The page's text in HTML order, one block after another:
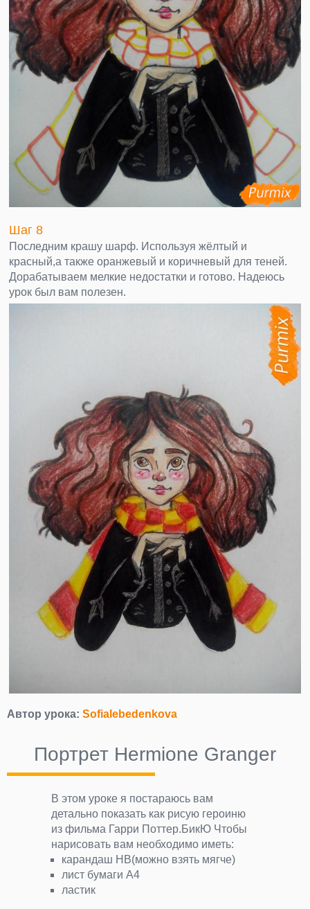
Шаг 8
Последним крашу шарф. Используя жёлтый и
красный,а также оранжевый и коричневый для теней.
Дорабатываем мелкие недостатки и готово. Надеюсь
урок был вам полезен.
Автор урока: Sofialebedenkova
Портрет Hermione Granger
В этом уроке я постараюсь вам
детально показать как рисую героиню
из фильма Гарри Поттер.БикЮ Чтобы
нарисовать вам необходимо иметь:
карандаш HB(можно взять мягче)
лист бумаги А4
ластик